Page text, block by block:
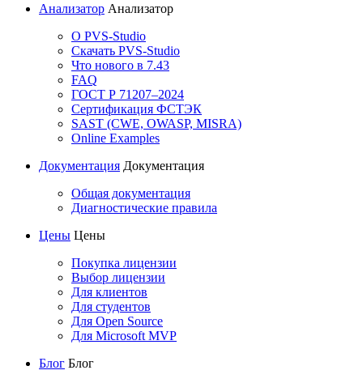
Анализатор Анализатор
О PVS-Studio
Скачать PVS-Studio
Что нового в 7.43
FAQ
ГОСТ Р 71207–2024
Сертификация ФСТЭК
SAST (CWE, OWASP, MISRA)
Online Examples
Документация Документация
Общая документация
Диагностические правила
Цены Цены
Покупка лицензии
Выбор лицензии
Для клиентов
Для студентов
Для Open Source
Для Microsoft MVP
Блог Блог